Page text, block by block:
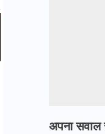
अपना सवाल